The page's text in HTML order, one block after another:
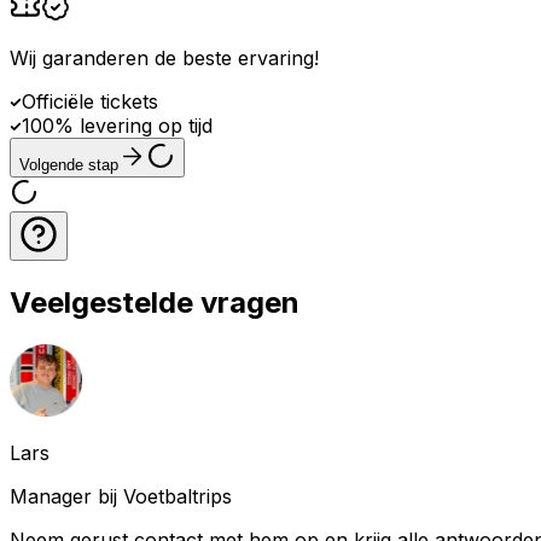
Wij garanderen de beste ervaring!
Officiële tickets
100% levering op tijd
Volgende stap
Veelgestelde vragen
Lars
Manager bij Voetbaltrips